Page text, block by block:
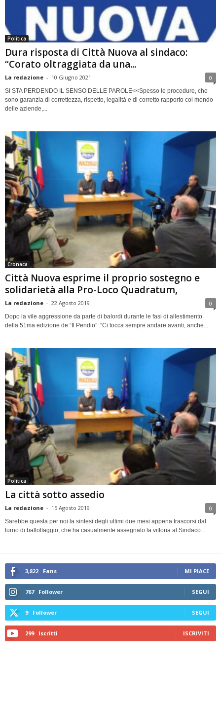
Politica
Dura risposta di Città Nuova al sindaco:
“Corato oltraggiata da una...
La redazione - 10 Giugno 2021 0
SI STA PERDENDO IL SENSO DELLE PAROLE<<Spesso le procedure, che
sono garanzia di correttezza, rispetto, legalità e di corretto rapporto col mondo
delle aziende,...
Cronaca
Città Nuova esprime il proprio sostegno e
solidarietà alla Pro-Loco Quadratum,
La redazione - 22 Agosto 2019 0
Dopo la vile aggressione da parte di balordi durante le fasi di allestimento
della 51ma edizione de “Il Pendio”: “Ci tocca sempre andare avanti, anche...
Politica
La città sotto assedio
La redazione - 15 Agosto 2019 0
Sarebbe questa per noi la sintesi degli ultimi due mesi appena trascorsi dal
turno di ballottaggio, che ha casualmente assegnato la vittoria al Sindaco...
3,822 Fans MI PIACE
767 Follower SEGUI
9 Follower SEGUI
299 Iscritti ISCRIVITI